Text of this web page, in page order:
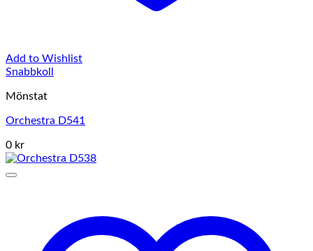
Add to Wishlist
Snabbkoll
Mönstat
Orchestra D541
0 kr